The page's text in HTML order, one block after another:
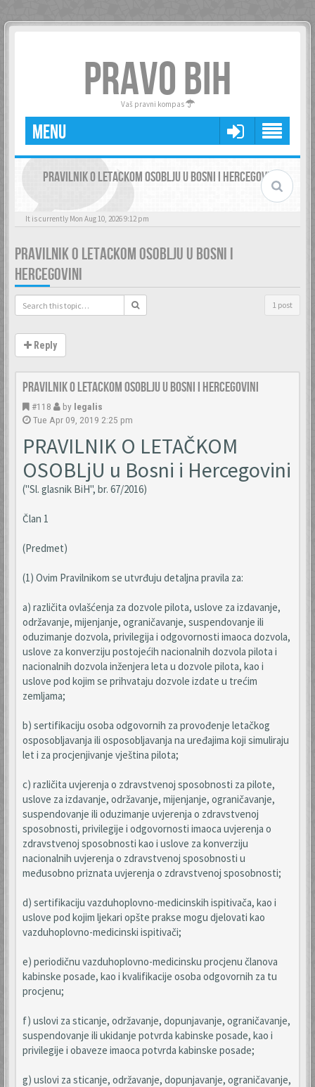
PRAVO BIH
Vaš pravni kompas
MENU
PRAVILNIK O LETACKOM OSOBLJU U BOSNI I HERCEGOVINI
It is currently Mon Aug 10, 2026 9:12 pm
PRAVILNIK O LETACKOM OSOBLJU U BOSNI I
HERCEGOVINI
1 post
Reply
Pravilnik o letackom osoblju u Bosni i Hercegovini
#118 by legalis
Tue Apr 09, 2019 2:25 pm
PRAVILNIK O LETAČKOM
OSOBLjU u Bosni i Hercegovini
("Sl. glasnik BiH", br. 67/2016)
Član 1
(Predmet)
(1) Ovim Pravilnikom se utvrđuju detaljna pravila za:
a) različita ovlašćenja za dozvole pilota, uslove za izdavanje,
održavanje, mijenjanje, ograničavanje, suspendovanje ili
oduzimanje dozvola, privilegija i odgovornosti imaoca dozvola,
uslove za konverziju postojećih nacionalnih dozvola pilota i
nacionalnih dozvola inženjera leta u dozvole pilota, kao i
uslove pod kojim se prihvataju dozvole izdate u trećim
zemljama;
b) sertifikaciju osoba odgovornih za provođenje letačkog
osposobljavanja ili osposobljavanja na uređajima koji simuliraju
let i za procjenjivanje vještina pilota;
c) različita uvjerenja o zdravstvenoj sposobnosti za pilote,
uslove za izdavanje, održavanje, mijenjanje, ograničavanje,
suspendovanje ili oduzimanje uvjerenja o zdravstvenoj
sposobnosti, privilegije i odgovornosti imaoca uvjerenja o
zdravstvenoj sposobnosti kao i uslove za konverziju
nacionalnih uvjerenja o zdravstvenoj sposobnosti u
međusobno priznata uvjerenja o zdravstvenoj sposobnosti;
d) sertifikaciju vazduhoplovno-medicinskih ispitivača, kao i
uslove pod kojim ljekari opšte prakse mogu djelovati kao
vazduhoplovno-medicinski ispitivači;
e) periodičnu vazduhoplovno-medicinsku procjenu članova
kabinske posade, kao i kvalifikacije osoba odgovornih za tu
procjenu;
f) uslovi za sticanje, održavanje, dopunjavanje, ograničavanje,
suspendovanje ili ukidanje potvrda kabinske posade, kao i
privilegije i obaveze imaoca potvrda kabinske posade;
g) uslovi za sticanje, održavanje, dopunjavanje, ograničavanje,